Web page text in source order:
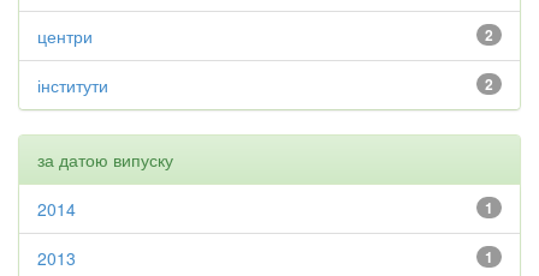
2
центри
2
інститути
за датою випуску
1
2014
1
2013